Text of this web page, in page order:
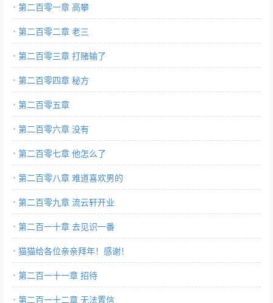
第二百零一章 高攀
第二百零二章 老三
第二百零三章 打赌输了
第二百零四章 秘方
第二百零五章
第二百零六章 没有
第二百零七章 他怎么了
第二百零八章 难道喜欢男的
第二百零九章 流云轩开业
第二百一十章 去见识一番
猫猫给各位亲亲拜年！感谢！
第二百一十一章 招待
第二百一十二章 无法置信